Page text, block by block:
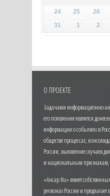
24
25 26
31
1 2
О ПРОЕКТЕ
Задачами информационно-
его появления является
информации о событиях в
обществе процессах,
России, выявление случаев
и национальным признакам,
«Ансар.Ru» имеет
регионах России и